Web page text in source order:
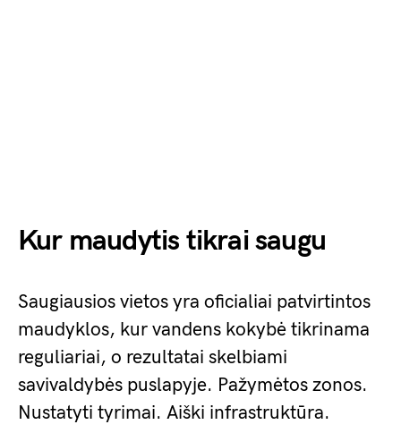
Kur maudytis tikrai saugu
Saugiausios vietos yra oficialiai patvirtintos
maudyklos, kur vandens kokybė tikrinama
reguliariai, o rezultatai skelbiami
savivaldybės puslapyje. Pažymėtos zonos.
Nustatyti tyrimai. Aiški infrastruktūra.